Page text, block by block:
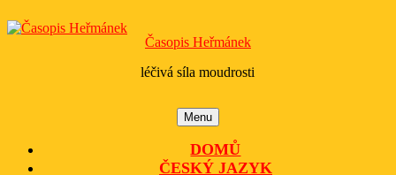
to
Časopis Heřmánek
léčivá síla moudrosti
MenuMenu
DOMŮ
ČESKÝ JAZYK